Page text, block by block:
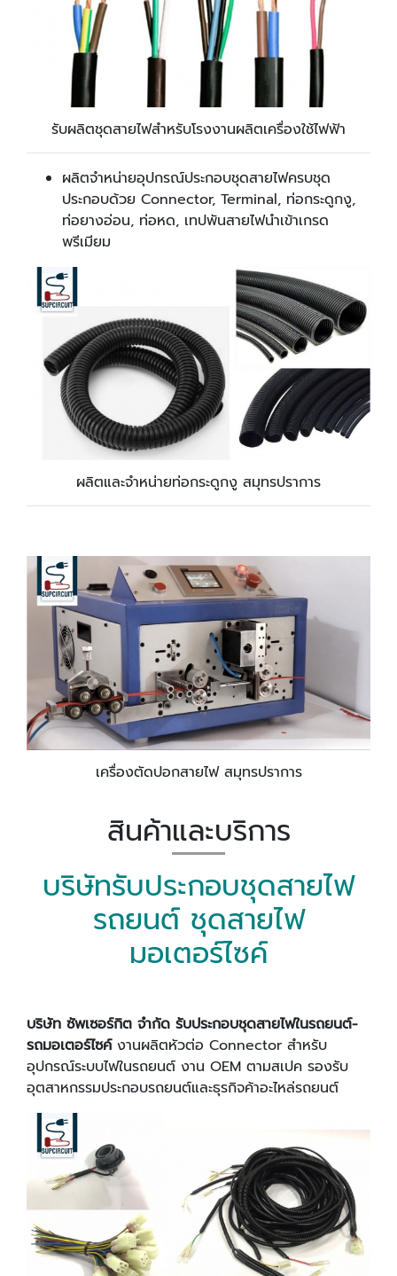
รับผลิตชุดสายไฟสำหรับโรงงานผลิตเครื่องใช้ไฟฟ้า
ผลิตจำหน่ายอุปกรณ์ประกอบชุดสายไฟครบชุด
ประกอบด้วย Connector, Terminal, ท่อกระดูกงู,
ท่อยางอ่อน, ท่อหด, เทปพันสายไฟนำเข้าเกรด
พรีเมียม
ผลิตและจำหน่ายท่อกระดูกงู สมุทรปราการ
เครื่องตัดปอกสายไฟ สมุทรปราการ
สินค้าและบริการ
บริษัทรับประกอบชุดสายไฟ
รถยนต์ ชุดสายไฟ
มอเตอร์ไซค์
บริษัท ซัพเซอร์กิต จำกัด รับประกอบชุดสายไฟในรถยนต์-
รถมอเตอร์ไซค์ งานผลิตหัวต่อ Connector สำหรับ
อุปกรณ์ระบบไฟในรถยนต์ งาน OEM ตามสเปค รองรับ
อุตสาหกรรมประกอบรถยนต์และธุรกิจค้าอะไหล่รถยนต์